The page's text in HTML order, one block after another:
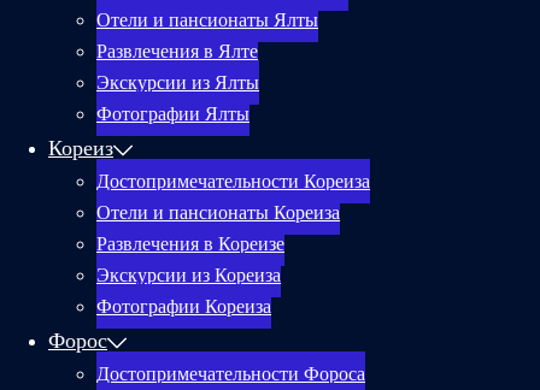
Отели и пансионаты Ялты
Развлечения в Ялте
Экскурсии из Ялты
Фотографии Ялты
Кореиз
Достопримечательности Кореиза
Отели и пансионаты Кореиза
Развлечения в Кореизе
Экскурсии из Кореиза
Фотографии Кореиза
Форос
Достопримечательности Фороса